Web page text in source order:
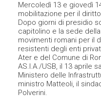
Mercoledì 13 e giovedì
mobilitazione per il
Dopo giorni di presidio
capitolino e la sede
movimenti romani per il
resistenti degli enti
Ater e del Comune di
AS.I.A./USB, il 13 aprile
Ministero delle
ministro Matteoli, il
Polverini.